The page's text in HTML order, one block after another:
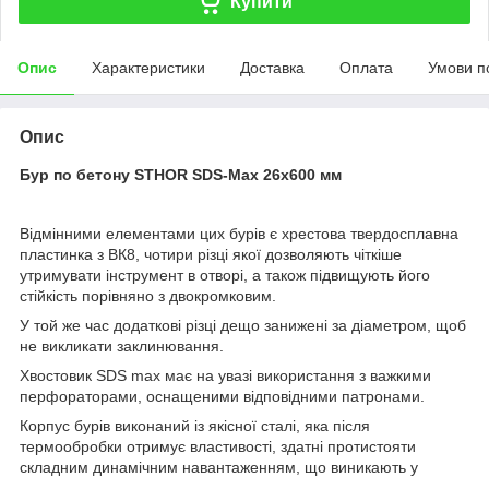
Опис Характеристики Доставка Оплата Умови
Опис
Бур по бетону STHOR SDS-Max 26x600 мм
Відмінними елементами цих бурів є хрестова твердосплавна
пластинка з ВК8, чотири різці якої дозволяють чіткіше
утримувати інструмент в отворі, а також підвищують його
стійкість порівняно з двокромковим.
У той же час додаткові різці дещо занижені за діаметром, щоб
не викликати заклинювання.
Хвостовик SDS max має на увазі використання з важкими
перфораторами, оснащеними відповідними патронами.
Корпус бурів виконаний із якісної сталі, яка після
термообробки отримує властивості, здатні протистояти
складним динамічним навантаженням, що виникають у